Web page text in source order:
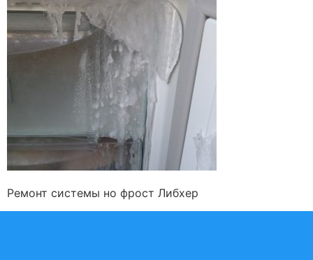
Ремонт системы но фрост Либхер